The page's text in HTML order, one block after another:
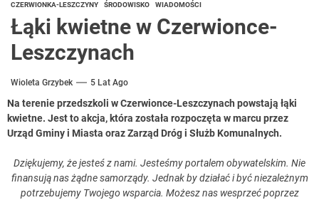
CZERWIONKA-LESZCZYNY ŚRODOWISKO WIADOMOŚCI
Łąki kwietne w Czerwionce-
Leszczynach
Wioleta Grzybek 5 Lat Ago
Na terenie przedszkoli w Czerwionce-Leszczynach powstają łąki
kwietne. Jest to akcja, która została rozpoczęta w marcu przez
Urząd Gminy i Miasta oraz Zarząd Dróg i Służb Komunalnych.
Dziękujemy, że jesteś z nami. Jesteśmy portalem obywatelskim. Nie
finansują nas żądne samorządy. Jednak by działać i być niezależnym
potrzebujemy Twojego wsparcia. Możesz nas wesprzeć poprzez